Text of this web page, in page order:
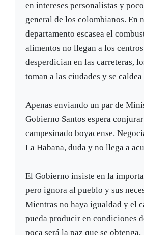
en intereses personalistas y
general de los colombianos. En
departamento escasea el
alimentos no llegan a los
desperdician en las carreteras,
toman a las ciudades y se
Apenas enviando un par de
Gobierno Santos espera
campesinado boyacense.
La Habana, duda y no llega a
El Gobierno insiste en la
pero ignora al pueblo y sus
Mientras no haya igualdad y el
pueda producir en condiciones
poca será la paz que se obtenga.